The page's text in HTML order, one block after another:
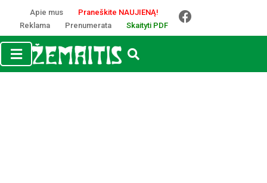
Apie mus
Praneškite NAUJIENĄ!
Reklama
Prenumerata Skaityti PDF